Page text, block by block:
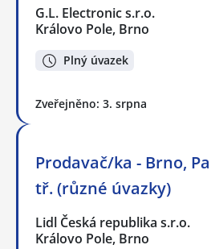
G.L. Electronic s.r.o.
Královo Pole, Brno
Plný úvazek
Zveřejněno: 3. srpna
Prodavač/ka - Brno,
tř. (různé úvazky)
Lidl Česká republika s.r.o.
Královo Pole, Brno